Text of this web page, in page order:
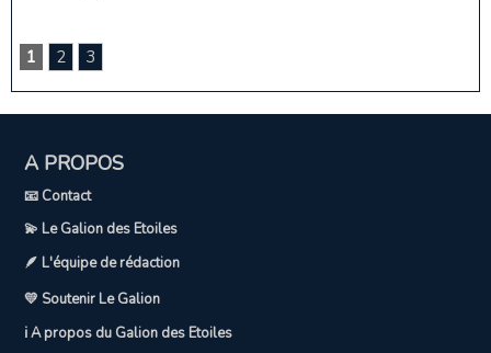
1 2 3
A PROPOS
📧 Contact
💫 Le Galion des Etoiles
🪶 L'équipe de rédaction
💛 Soutenir Le Galion
ℹ️ A propos du Galion des Etoiles